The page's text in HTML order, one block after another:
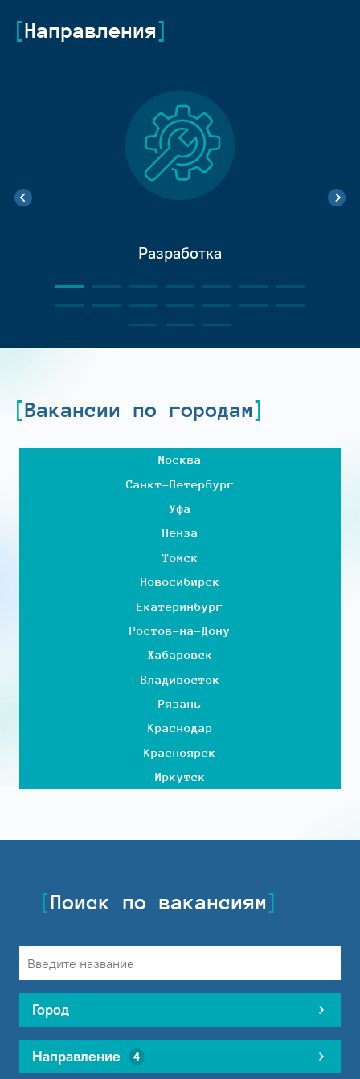
Направления
Разработка
Вакансии по городам
Москва
Санкт-Петербург
Уфа
Пенза
Томск
Новосибирск
Екатеринбург
Ростов-на-Дону
Хабаровск
Владивосток
Рязань
Краснодар
Красноярск
Иркутск
Поиск по вакансиям
Город
Направление 4